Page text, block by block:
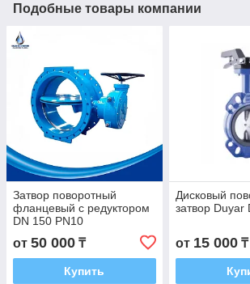
Подобные товары компании
Затвор поворотный
фланцевый с редуктором
DN 150 PN10
от 50 000 ₸
Купить
Дисковый
затвор Duyar
от 15 000₸